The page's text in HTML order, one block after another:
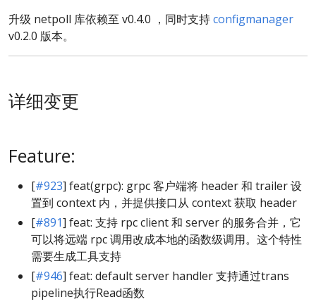
升级 netpoll 库依赖至 v0.4.0 ，同时支持configmanager
v0.2.0 版本。
详细变更
Feature:
[#923] feat(grpc): grpc 客户端将 header 和 trailer 设
置到 context 内，并提供接口从 context 获取 header
[#891] feat: 支持 rpc client 和 server 的服务合并，它
可以将远端 rpc 调用改成本地的函数级调用。这个特性
需要生成工具支持
[#946] feat: default server handler 支持通过trans
pipeline执行Read函数